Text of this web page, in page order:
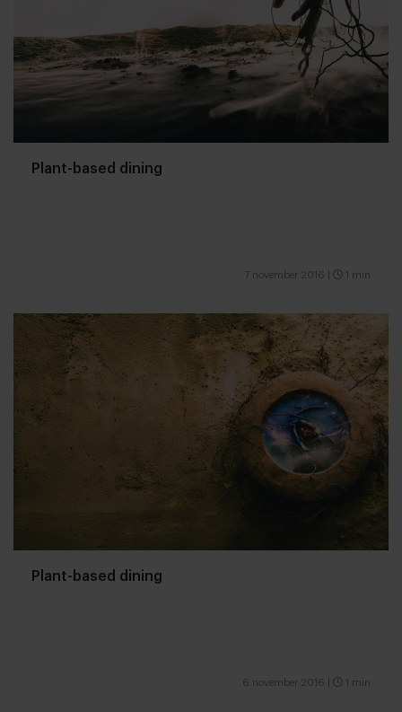
Plant-based dining
7 november 2016 1 min
Plant-based dining
6 november 2016 1 min